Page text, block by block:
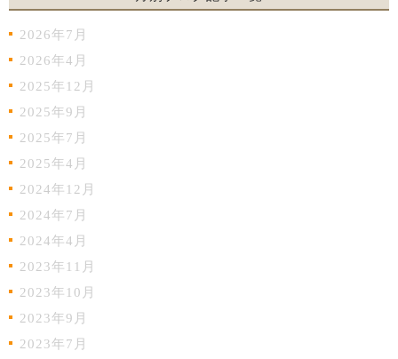
2026年7月
2026年4月
2025年12月
2025年9月
2025年7月
2025年4月
2024年12月
2024年7月
2024年4月
2023年11月
2023年10月
2023年9月
2023年7月